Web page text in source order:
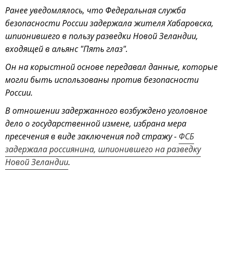
Ранее уведомлялось, что Федеральная служба
безопасности России задержала жителя Хабаровска,
шпионившего в пользу разведки Новой Зеландии,
входящей в альянс "Пять глаз".
Он на корыстной основе передавал данные, которые
могли быть использованы против безопасности
России.
В отношении задержанного возбуждено уголовное
дело о государственной измене, избрана мера
пресечения в виде заключения под стражу - ФСБ
задержала россиянина, шпионившего на разведку
Новой Зеландии.